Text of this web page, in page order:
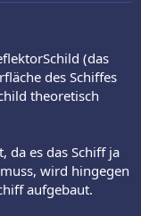
(das
des Schiffes
theoretisch
da es das Schiff ja
wird hingegen
aufgebaut.